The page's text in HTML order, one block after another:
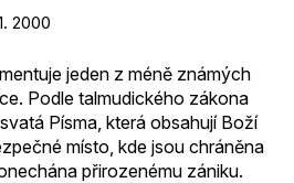
2000
jeden z méně známých
Podle talmudického zákona
Písma, která obsahují Boží
místo, kde jsou chráněna
přirozenému zániku.